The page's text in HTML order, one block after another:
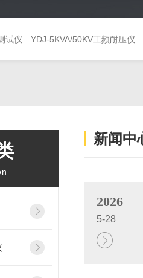
试仪 YDJ-5KVA/50KV工频耐压仪
新闻中
2026
5-28